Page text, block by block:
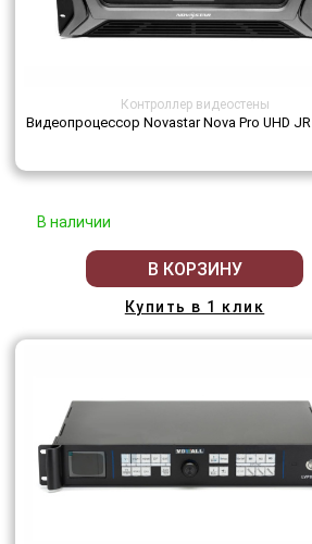
Контроллер видеостены
Видеопроцессор Novastar Nova Pro UHD JR
В наличии
В КОРЗИНУ
Купить в 1 клик